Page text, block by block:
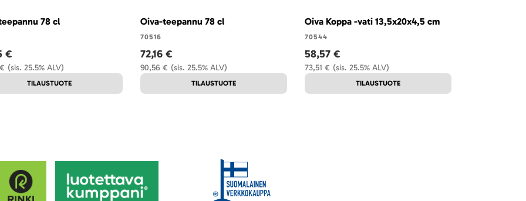
78 cl
(sis. 25.5% ALV)
€
TILAUSTUOTE
Oiva-teepannu 78 cl
70516
(sis. 25.5% ALV)
90,56 €
72,16 €
TILAUSTUOTE
Oiva Koppa -vati 13,5x20x4,5 cm
70544
(sis. 25.5% ALV)
73,51 €
58,57 €
TILAUSTUOTE